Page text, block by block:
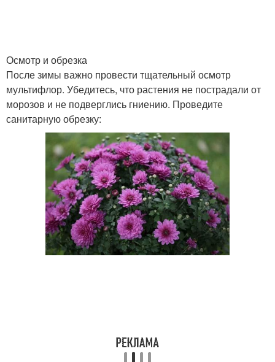
Осмотр и обрезка
После зимы важно провести тщательный осмотр
мультифлор. Убедитесь, что растения не пострадали от
морозов и не подверглись гниению. Проведите
санитарную обрезку: